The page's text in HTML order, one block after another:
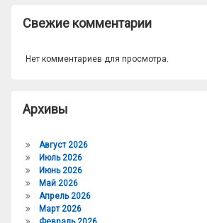
Свежие комментарии
Нет комментариев для просмотра.
Архивы
Август 2026
Июль 2026
Июнь 2026
Май 2026
Апрель 2026
Март 2026